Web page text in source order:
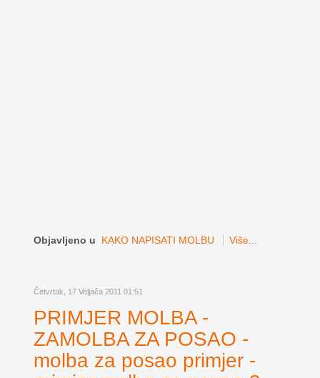
Objavljeno u KAKO NAPISATI MOLBU Više...
Četvrtak, 17 Veljača 2011 01:51
PRIMJER MOLBA -
ZAMOLBA ZA POSAO -
molba za posao primjer -